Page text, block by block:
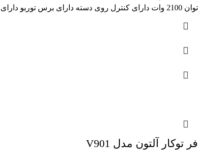
توان 2100 وات دارای کنترل روی دسته دارای برس توربو دارای نشانگر وضعیت فیلتر HEPA تنظیم الکتریکی قدرت مکش پنل
فر توکار آلتون مدل V901